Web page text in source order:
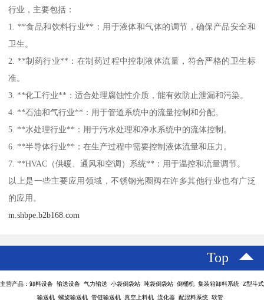
行业，主要包括：
1. **食品和饮料行业**：用于液体和气体的调节，确保产品安全和
卫生。
2. **制药行业**：在制药过程中控制液体流量，符合严格的卫生标
准。
3. **化工行业**：适合处理腐蚀性介质，能有效防止泄漏和污染。
4. **石油和气行业**：用于管道系统中的流量控制和分配。
5. **水处理行业**：用于污水处理和净水系统中的流体控制。
6. **半导体行业**：在生产过程中需要控制液体流量和压力。
7. **HVAC（供暖、通风和空调）系统**：用于温控和流量调节。
以上是一些主要应用领域，不锈钢光圈阀在许多其他行业也有广泛
的应用。
m.shbpe.b2b168.com
Top
主营产品：卸料设备 输送设备 气力输送 小袋倒袋站 吨袋倒袋站 倒桶机 集装箱卸料系统 Z型斗式
输送机 螺旋输送机 管链输送机 真空上料机 流化器 配混料系统 软管